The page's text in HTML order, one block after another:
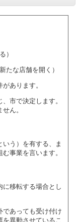
）
たな店舗を開く）
あります。
市で決定します。
ん。
う）を有する、ま
事業を言います。
移転する場合とし
であっても受け付け
異動させているこ